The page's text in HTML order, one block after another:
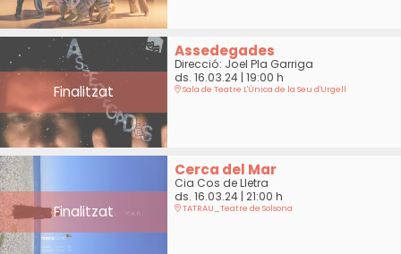
Finalitzat
Assedegades
Direcció: Joel Pla Garriga
ds. 16.03.24| 19:00 h
Sala de Teatre L'Única de la Seu d'Urgell
Finalitzat
Cerca del Mar
Cia Cos de Lletra
ds. 16.03.24| 21:00 h
TATRAU_Teatre de Solsona